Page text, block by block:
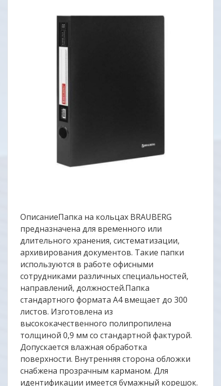
ОписаниеПапка на кольцах BRAUBERG
предназначена для временного или
длительного хранения, систематизации,
архивирования документов. Такие папки
используются в работе офисными
сотрудниками различных специальностей,
направлений, должностей.Папка
стандартного формата А4 вмещает до 300
листов. Изготовлена из
высококачественного полипропилена
толщиной 0,9 мм со стандартной фактурой.
Допускается влажная обработка
поверхности. Внутренняя сторона обложки
снабжена прозрачным карманом. Для
идентификации имеется бумажный корешок.